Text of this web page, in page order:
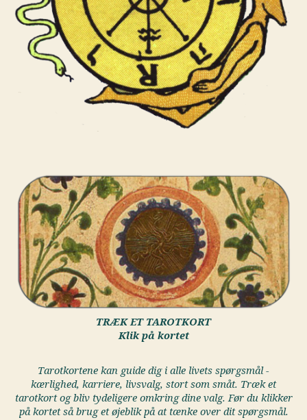
TRÆK ET TAROTKORT
Klik på kortet
Tarotkortene kan guide dig i alle livets spørgsmål -
kærlighed, karriere, livsvalg, stort som småt. Træk et
tarotkort og bliv tydeligere omkring dine valg. Før du klikker
på kortet så brug et øjeblik på at tænke over dit spørgsmål.